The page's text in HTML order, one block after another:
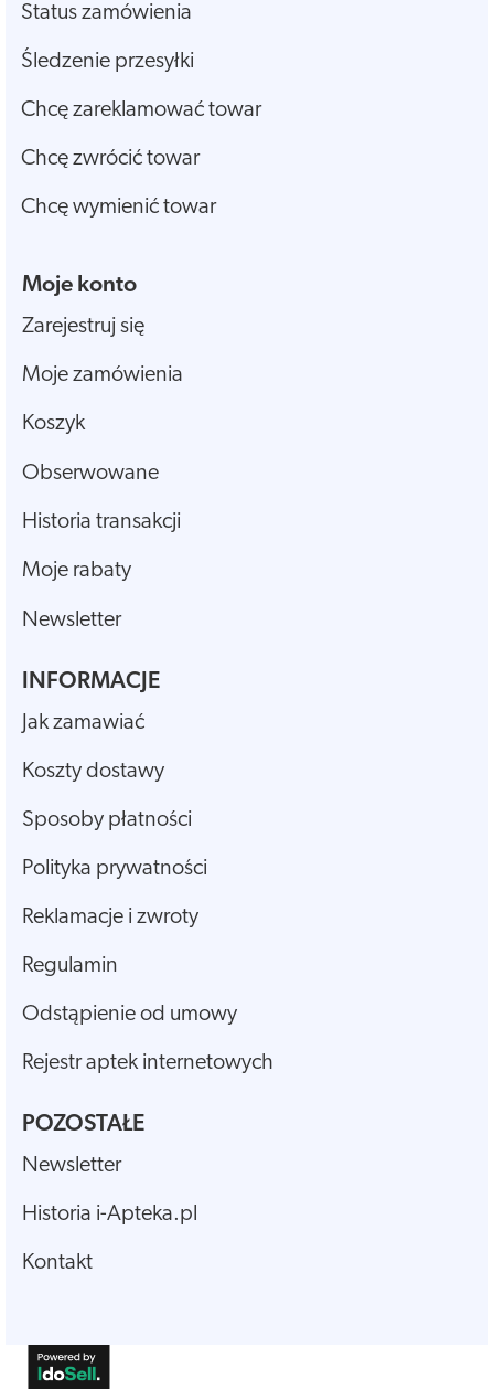
Status zamówienia
Śledzenie przesyłki
Chcę zareklamować towar
Chcę zwrócić towar
Chcę wymienić towar
Moje konto
Zarejestruj się
Moje zamówienia
Koszyk
Obserwowane
Historia transakcji
Moje rabaty
Newsletter
INFORMACJE
Jak zamawiać
Koszty dostawy
Sposoby płatności
Polityka prywatności
Reklamacje i zwroty
Regulamin
Odstąpienie od umowy
Rejestr aptek internetowych
POZOSTAŁE
Newsletter
Historia i-Apteka.pl
Kontakt